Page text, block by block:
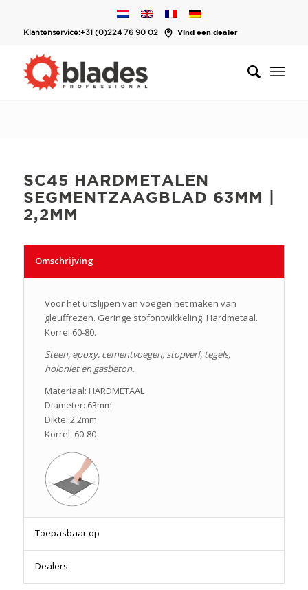
Klantenservice:+31 (0)224 76 90 02 Vind een dealer
SC45 HARDMETALEN
SEGMENTZAAGBLAD 63MM |
2,2MM
Omschrijving
Voor het uitslijpen van voegen het maken van
gleuffrezen. Geringe stofontwikkeling. Hardmetaal.
Korrel 60-80.
Steen, epoxy, cementvoegen, stopverf, tegels,
holoniet en gasbeton.
Materiaal: HARDMETAAL
Diameter: 63mm
Dikte: 2,2mm
Korrel: 60-80
Toepasbaar op
Dealers